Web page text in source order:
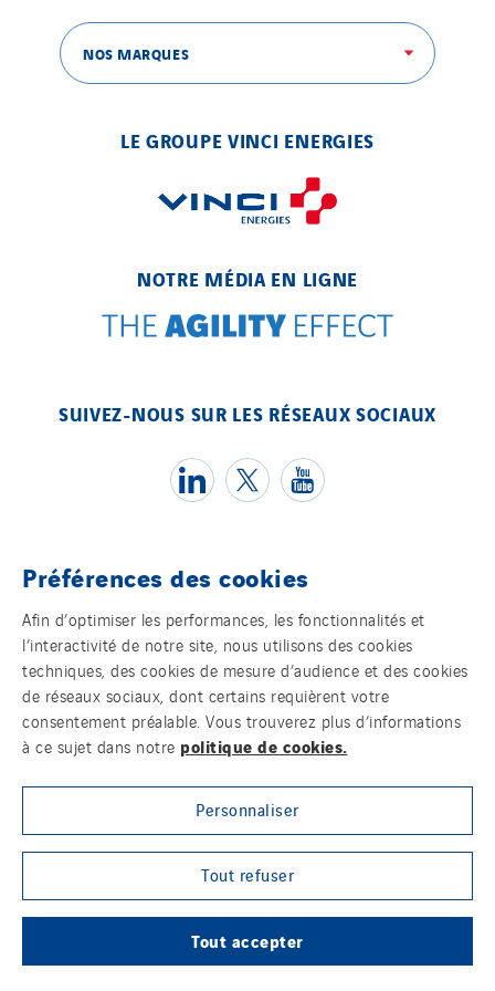
NOS MARQUES
LE GROUPE VINCI ENERGIES
NOTRE MÉDIA EN LIGNE
SUIVEZ-NOUS SUR LES RÉSEAUX SOCIAUX
Témoins
Mentions légales
Politique de confidentialité des données
Contact
Plan d’accessibilité 2026-2029 | Instech
Télécommunication – Axians Canada
Sites du groupe
SITES PAYS
Czech Republic
Indonesia
Netherlands
Nordic countries
Romania
Slovakia
Spain
Sweden
Switzerland
United Kingdom
Préférences des cookies
Afin d’optimiser les performances, les fonctionnalités et
l’interactivité de notre site, nous utilisons des cookies
techniques, des cookies de mesure d’audience et des cookies
de réseaux sociaux, dont certains requièrent votre
consentement préalable. Vous trouverez plus d’informations
à ce sujet dans notre politique de cookies.
Personnaliser
Tout refuser
Tout accepter